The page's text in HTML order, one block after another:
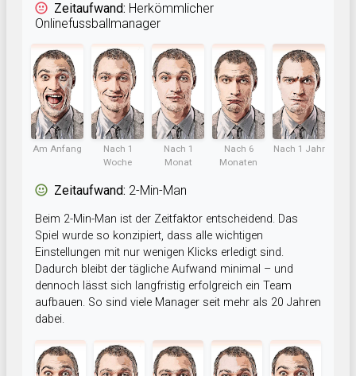
Zeitaufwand: Herkömmlicher
Onlinefussballmanager
Am Anfang
Nach 1
Woche
Nach 1
Monat
Nach 6
Monaten
Nach 1 Jahr
Zeitaufwand: 2-Min-Man
Beim 2-Min-Man ist der Zeitfaktor entscheidend. Das
Spiel wurde so konzipiert, dass alle wichtigen
Einstellungen mit nur wenigen Klicks erledigt sind.
Dadurch bleibt der tägliche Aufwand minimal – und
dennoch lässt sich langfristig erfolgreich ein Team
aufbauen. So sind viele Manager seit mehr als 20 Jahren
dabei.